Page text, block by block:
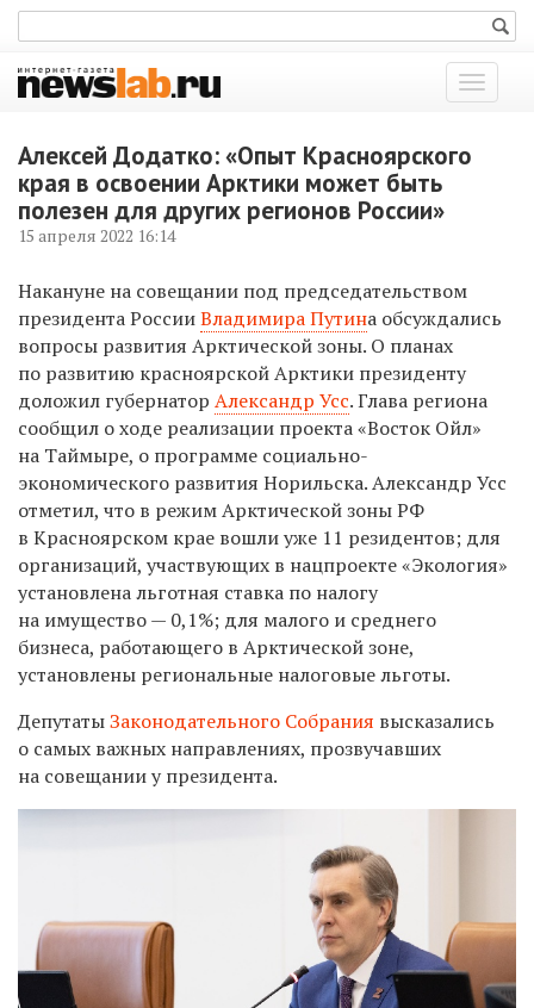
Показать
меню
Алексей Додатко: «Опыт Красноярского
края в освоении Арктики может быть
полезен для других регионов России»
15 апреля 2022 16:14
Накануне на совещании под председательством
президента РоссииВладимира Путина обсуждались
вопросы развития Арктической зоны. О планах
по развитию красноярской Арктики президенту
доложил губернатор Александр Усс. Глава региона
сообщил о ходе реализации проекта «Восток Ойл»
на Таймыре, о программе социально-
экономического развития Норильска. Александр Усс
отметил, что в режим Арктической зоны РФ
в Красноярском крае вошли уже 11 резидентов; для
организаций, участвующих в нацпроекте «Экология»
установлена льготная ставка по налогу
на имущество — 0,1%; для малого и среднего
бизнеса, работающего в Арктической зоне,
установлены региональные налоговые льготы.
ДепутатыЗаконодательного Собрания высказались
о самых важных направлениях, прозвучавших
на совещании у президента.